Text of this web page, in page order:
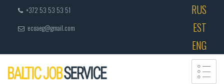
+372 53 53 53 51
ecoaeg@gmail.com
RUS
EST
ENG